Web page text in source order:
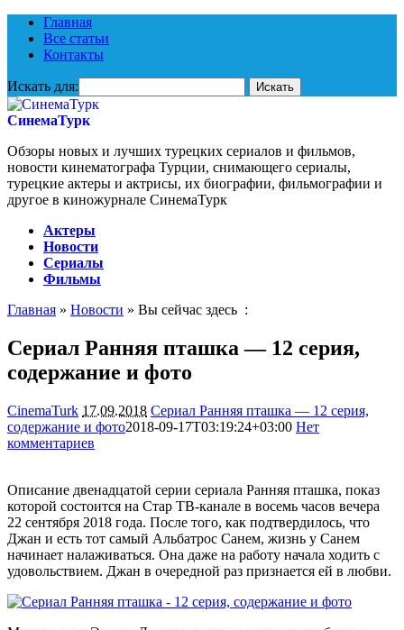
Главная
Все статьи
Контакты
Искать для:
СинемаТурк
Обзоры новых и лучших турецких сериалов и фильмов,
новости кинематографа Турции, снимающего сериалы,
турецкие актеры и актрисы, их биографии, фильмографии и
другое в киножурнале СинемаТурк
Актеры
Новости
Сериалы
Фильмы
Главная » Новости » Вы сейчас здесь :
Сериал Ранняя пташка — 12 серия,
содержание и фото
CinemaTurk 17.09.2018 Сериал Ранняя пташка — 12 серия,
содержание и фото2018-09-17T03:19:24+03:00 Нет
комментариев
Описание двенадцатой серии сериала Ранняя пташка, показ
которой состоится на Стар ТВ-канале в восемь часов вечера
22 сентября 2018 года. После того, как подтвердилось, что
Джан и есть тот самый Альбатрос Санем, жизнь у Санем
начинает налаживаться. Она даже на работу начала ходить с
удовольствием. Джан в очередной раз признается ей в любви.